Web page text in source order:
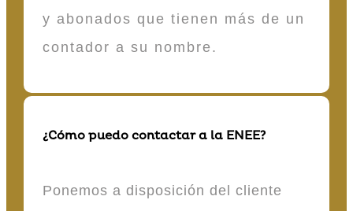
y abonados que tienen más de un
contador a su nombre.
¿Cómo puedo contactar a la ENEE?
Ponemos a disposición del cliente